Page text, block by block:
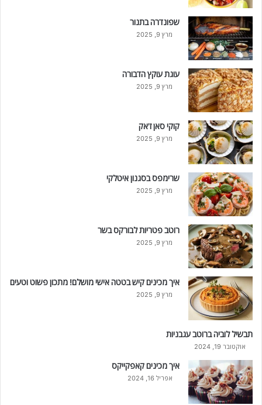
שפונדרה בתנור
מרץ 9, 2025
עוגת עוקץ הדבורה
מרץ 9, 2025
קוקי סאן ז'אק
מרץ 9, 2025
שרימפס בסגנון איטלקי
מרץ 9, 2025
רוטב פטריות לבורקס בשר
מרץ 9, 2025
איך מכינים קיש בטטה אישי מושלם! מתכון פשוט וטעים
מרץ 9, 2025
תבשיל לוביה ברוטב עגבניות
אוקטובר 19, 2024
איך מכינים קאפקייקס
אפריל 16, 2024